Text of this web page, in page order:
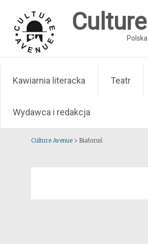
content
Kawiarnia literacka Teatr
Wydawca i redakcja
Culture Avenue > Białoruś